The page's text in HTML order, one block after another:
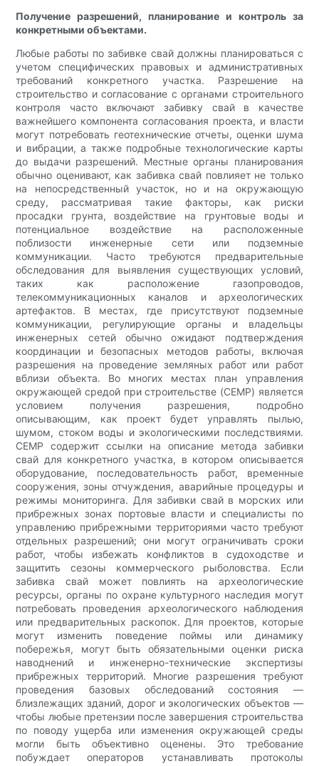
Получение разрешений, планирование и контроль за
конкретными объектами.
Любые работы по забивке свай должны планироваться с
учетом специфических правовых и административных
требований конкретного участка. Разрешение на
строительство и согласование с органами строительного
контроля часто включают забивку свай в качестве
важнейшего компонента согласования проекта, и власти
могут потребовать геотехнические отчеты, оценки шума
и вибрации, а также подробные технологические карты
до выдачи разрешений. Местные органы планирования
обычно оценивают, как забивка свай повлияет не только
на непосредственный участок, но и на окружающую
среду, рассматривая такие факторы, как риски
просадки грунта, воздействие на грунтовые воды и
потенциальное воздействие на расположенные
поблизости инженерные сети или подземные
коммуникации. Часто требуются предварительные
обследования для выявления существующих условий,
таких как расположение газопроводов,
телекоммуникационных каналов и археологических
артефактов. В местах, где присутствуют подземные
коммуникации, регулирующие органы и владельцы
инженерных сетей обычно ожидают подтверждения
координации и безопасных методов работы, включая
разрешения на проведение земляных работ или работ
вблизи объекта. Во многих местах план управления
окружающей средой при строительстве (CEMP) является
условием получения разрешения, подробно
описывающим, как проект будет управлять пылью,
шумом, стоком воды и экологическими последствиями.
CEMP содержит ссылки на описание метода забивки
свай для конкретного участка, в котором описывается
оборудование, последовательность работ, временные
сооружения, зоны отчуждения, аварийные процедуры и
режимы мониторинга. Для забивки свай в морских или
прибрежных зонах портовые власти и специалисты по
управлению прибрежными территориями часто требуют
отдельных разрешений; они могут ограничивать сроки
работ, чтобы избежать конфликтов в судоходстве и
защитить сезоны коммерческого рыболовства. Если
забивка свай может повлиять на археологические
ресурсы, органы по охране культурного наследия могут
потребовать проведения археологического наблюдения
или предварительных раскопок. Для проектов, которые
могут изменить поведение поймы или динамику
побережья, могут быть обязательными оценки риска
наводнений и инженерно-технические экспертизы
прибрежных территорий. Многие разрешения требуют
проведения базовых обследований состояния —
близлежащих зданий, дорог и экологических объектов —
чтобы любые претензии после завершения строительства
по поводу ущерба или изменения окружающей среды
могли быть объективно оценены. Это требование
побуждает операторов устанавливать протоколы